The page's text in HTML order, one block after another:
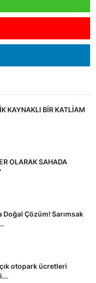
KAYNAKLI BİR KATLİAM
OLARAK SAHADA
Doğal Çözüm! Sarımsak
otopark ücretleri